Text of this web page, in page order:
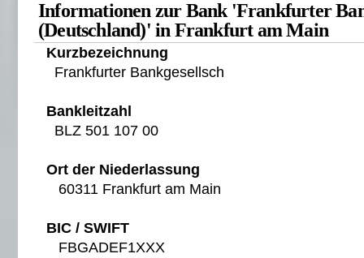
Informationen zur Bank 'Frankfurter
(Deutschland)' in Frankfurt am Main
Kurzbezeichnung
Frankfurter Bankgesellsch
Bankleitzahl
BLZ 501 107 00
Ort der Niederlassung
60311 Frankfurt am Main
BIC / SWIFT
FBGADEF1XXX